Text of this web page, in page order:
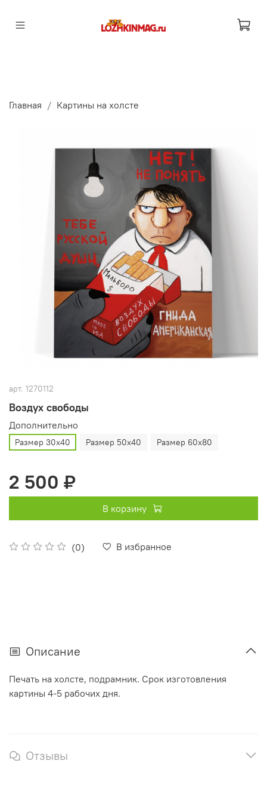
Главная Картины на холсте
арт. 1270112
Воздух свободы
(0) В избранное
Дополнительно
Размер 30х40 Размер 50х40 Размер 60х80
2 500 ₽
В корзину
Описание
Печать на холсте, подрамник. Срок изготовления
картины 4-5 рабочих дня.
Отзывы